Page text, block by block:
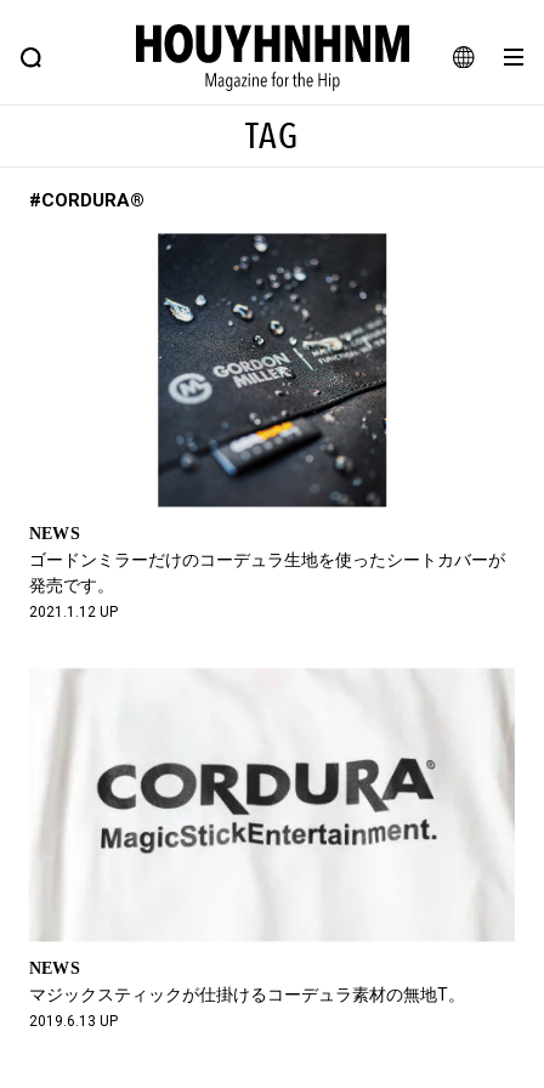
JA
FEATURE BLOG SNAP
ヒップなファッション、カルチャー、ライフスタイルWEBマガジン
#SHOPPING ADDICT #憧れの逸品
#ESSENTIAL DESIGNS #古着サミット
#NEW VINTAGE #マイナーグッド図鑑
#路地裏てぃーん。 #MONTHLY JOURNAL
#フイナムのYouTube
#Commune H #FOCUS IT #AH.H
#FASHION #MUSIC #MOVIE
#LIFESTYLE
#SPORTS
TAG
#CORDURA®
NEWS
ゴードンミラーだけのコーデュラ生地を使ったシートカバーが
発売です。
2021.1.12 UP
NEWS
マジックスティックが仕掛けるコーデュラ素材の無地T。
2019.6.13 UP